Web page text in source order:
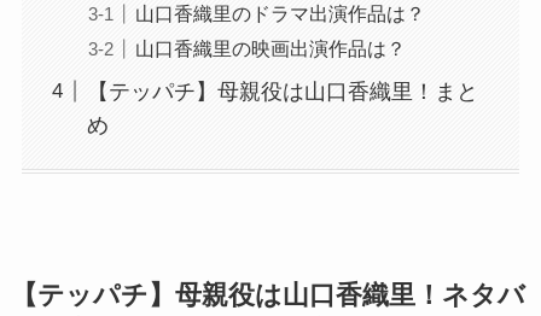
山口香織里のドラマ出演作品は？
山口香織里の映画出演作品は？
【テッパチ】母親役は山口香織里！まと
め
【テッパチ】母親役は山口香織里！ネタバ